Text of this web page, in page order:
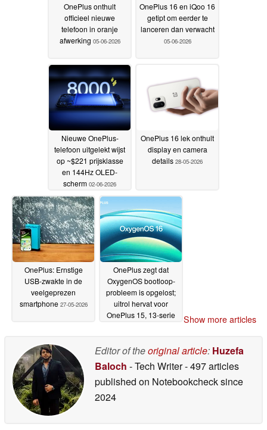
OnePlus onthult
officieel nieuwe
telefoon in oranje
afwerking 05-06-2026
OnePlus 16 en iQoo 16
getipt om eerder te
lanceren dan verwacht
05-06-2026
Nieuwe OnePlus-
telefoon uitgelekt wijst
op ~$221 prijsklasse
en 144Hz OLED-
scherm 02-06-2026
OnePlus 16 lek onthult
display en camera
details 28-05-2026
OnePlus: Ernstige
USB-zwakte in de
veelgeprezen
smartphone 27-05-2026
OnePlus zegt dat
OxygenOS bootloop-
probleem is opgelost;
uitrol hervat voor
OnePlus 15, 13-serie
Show more articles
Editor of theoriginal article: Huzefa
Baloch - Tech Writer- 497 articles
published on Notebookchecksince
2024